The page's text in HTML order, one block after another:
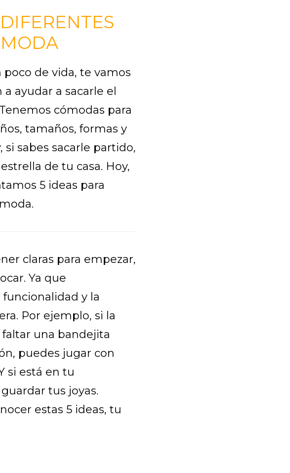
de vida, te vamos
ayudar a sacarle el
cómodas para
tamaños, formas y
sabes sacarle partido,
de tu casa. Hoy,
5 ideas para
claras para empezar,
Ya que
y la
Por ejemplo, si la
faltar una bandejita
puedes jugar con
si está en tu
tus joyas.
estas 5 ideas, tu